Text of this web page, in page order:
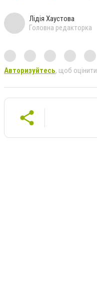
Лідія Хаустова
Головна редакторка
Авторизуйтесь, щоб оцінити